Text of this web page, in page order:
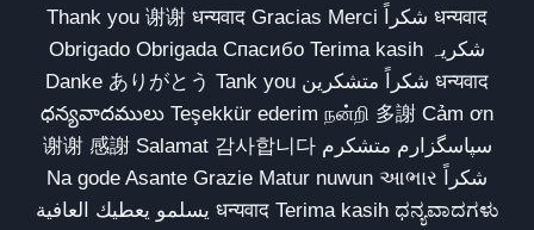
Thank you 谢谢 धन्यवाद Gracias Merci شكراً धन्यवाद
Obrigado Obrigada Спасибо Terima kasih شکریہ
Danke ありがとう Tank you شكراً متشكرين धन्यवाद
ధన్యవాదములు Teşekkür ederim நன்றி 多謝 Cảm ơn
谢谢 感謝 Salamat 감사합니다 سپاسگزارم متشکرم
Na gode Asante Grazie Matur nuwun આભાર شكراً
يسلمو يعطيك العافية धन्यवाद Terima kasih ಧನ್ಯವಾದಗಳು